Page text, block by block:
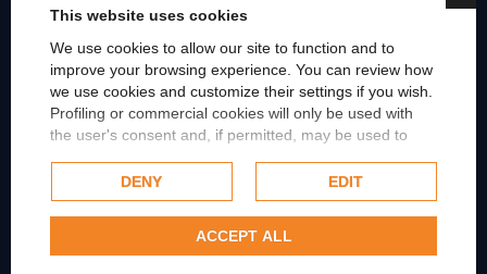
This website uses cookies
We use cookies to allow our site to function and to
improve your browsing experience. You can review how
we use cookies and customize their settings if you wish.
Profiling or commercial cookies will only be used with
the user's consent and, if permitted, may be used to
Google uses collected data, please refer toGoogle's
Privacy Policy.
Check our extended cookie policy.
DENY EDIT
ACCEPT ALL
MEMORIA RAM (SITO)
MEMORIA RAM (EBAY)
RAM MINIMA
CAPACITA HARD DRIVE (HDD)